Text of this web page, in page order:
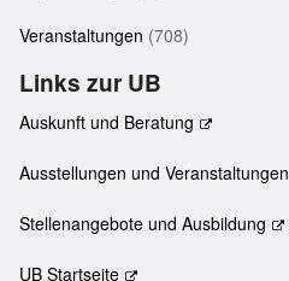
Veranstaltungen (708)
Links zur UB
Auskunft und Beratung
Ausstellungen und Veranstaltungen
Stellenangebote und Ausbildung
UB Startseite